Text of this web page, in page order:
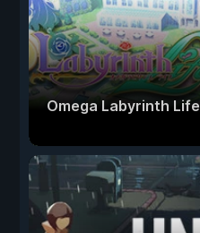
Omega Labyrinth Life